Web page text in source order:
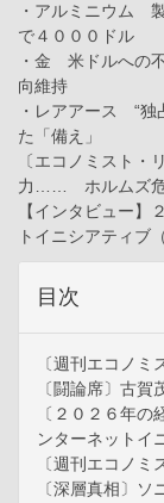
・アルミニウム
で４０００ドル
・金 米ドルへの
向維持
・レアアース “独
た「備え」
〔エコノミスト・
力…… ホルムズ危
【インタビュー
トイニシアティブ
目次
〔週刊エコノミ
〔闘論席〕古賀
〔２０２６年
ンターネットイ
〔週刊エコノ
〔深層真相〕